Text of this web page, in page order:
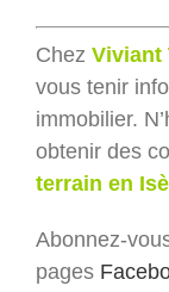
Chez Viviant
vous tenir
immobilier.
obtenir des
terrain en
Abonnez-
pages